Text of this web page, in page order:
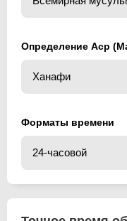
Определение Аср
Форматы времени